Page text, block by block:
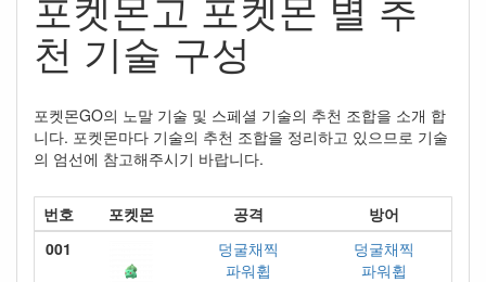
천 기술 구성
포켓몬GO의 노말 기술 및 스페셜 기술의 추천 조합을 소개 합
니다. 포켓몬마다 기술의 추천 조합을 정리하고 있으므로 기술
의 엄선에 참고해주시기 바랍니다.
번호 포켓몬 공격
방어
001
덩굴채찍
파워휩
덩굴채찍
파워휩